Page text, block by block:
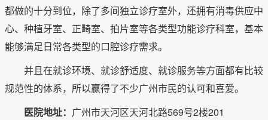
都做的十分到位，除了多间独立诊疗室外，还拥有消毒供应中
心、种植牙室、正畸室、拍片室等各类型功能诊疗科室，基本
能够满足日常各类型的口腔诊疗需求。
并且在就诊环境、就诊舒适度、就诊服务等方面都有比较
规范性的体系，所以赢得了不少广州市民的认可和喜爱。
医院地址： 广州市天河区天河北路569号2楼201